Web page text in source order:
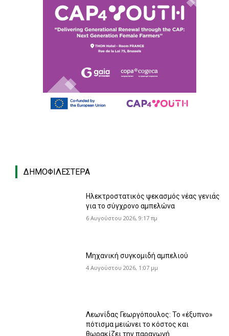
ΔΗΜΟΦΙΛΈΣΤΕΡΑ
Ηλεκτροστατικός ψεκασμός νέας γενιάς
για το σύγχρονο αμπελώνα
6 Αυγούστου 2026, 9:17 πμ
Μηχανική συγκομιδή αμπελιού
4 Αυγούστου 2026, 1:07 μμ
Λεωνίδας Γεωργόπουλος: Το «έξυπνο»
πότισμα μειώνει το κόστος και
θωρακίζει την παραγωγή